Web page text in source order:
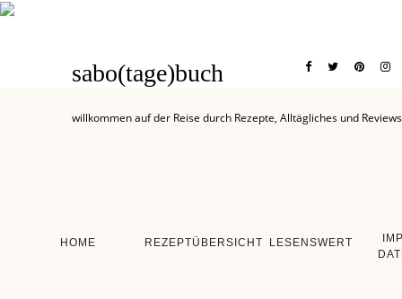
sabo(tage)buch
willkommen auf der Reise durch Rezepte, Alltägliches und Reviews
HOME REZEPTÜBERSICHT LESENSWERT